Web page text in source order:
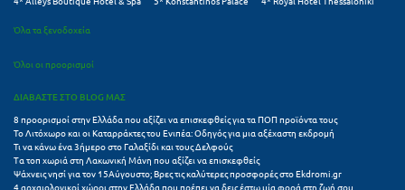
Σιθωνία
Σίκινος
Σίφνος
Όλα τα ξενοδοχεία
Όλοι οι προορισμοί
ΔΙΑΒΑΣΤΕ ΣΤΟ BLOG ΜΑΣ
8 προορισμοί στην Ελλάδα που αξίζει να επισκεφθείς για τα ΠΟΠ προϊόντα τους
Το Λιτόχωρο και οι Καταρράκτες του Ενιπέα: Οδηγός για μια αξέχαστη εκδρομή
Τι να κάνω ένα 3ήμερο στο Γαλαξίδι και τους Δελφούς
Τα τοπ χωριά στη Λακωνική Μάνη που αξίζει να επισκεφθείς
Ψάχνεις νησί για τον 15Αύγουστο; Βρες τις καλύτερες προσφορές στο Ekdromi.gr
4 αρχαιολογικοί χώροι στην Ελλάδα που πρέπει να δεις έστω μία φορά στη ζωή σου